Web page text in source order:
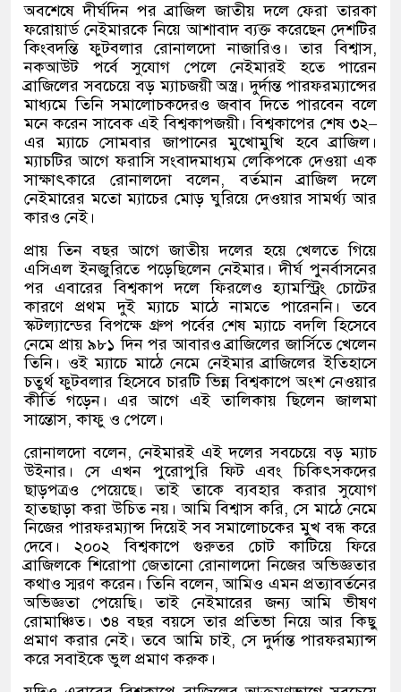
অবশেষে দীর্ঘদিন পর ব্রাজিল জাতীয় দলে ফেরা তারকা
ফরোয়ার্ড নেইমারকে নিয়ে আশাবাদ ব্যক্ত করেছেন দেশটির
কিংবদন্তি ফুটবলার রোনালদো নাজারিও। তার বিশ্বাস,
নকআউট পর্বে সুযোগ পেলে নেইমারই হতে পারেন
ব্রাজিলের সবচেয়ে বড় ম্যাচজয়ী অস্ত্র। দুর্দান্ত পারফরম্যান্সের
মাধ্যমে তিনি সমালোচকদেরও জবাব দিতে পারবেন বলে
মনে করেন সাবেক এই বিশ্বকাপজয়ী। বিশ্বকাপের শেষ ৩২–
এর ম্যাচে সোমবার জাপানের মুখোমুখি হবে ব্রাজিল।
ম্যাচটির আগে ফরাসি সংবাদমাধ্যম লেকিপকে দেওয়া এক
সাক্ষাৎকারে রোনালদো বলেন,বর্তমান ব্রাজিল দলে
নেইমারের মতো ম্যাচের মোড় ঘুরিয়ে দেওয়ার সামর্থ্য আর
কারও নেই।
প্রায় তিন বছর আগে জাতীয় দলের হয়ে খেলতে গিয়ে
এসিএল ইনজুরিতে পড়েছিলেন নেইমার। দীর্ঘ পুনর্বাসনের
পর এবারের বিশ্বকাপ দলে ফিরলেও হ্যামস্ট্রিং চোটের
কারণে প্রথম দুই ম্যাচে মাঠে নামতে পারেননি। তবে
স্কটল্যান্ডের বিপক্ষে গ্রুপ পর্বের শেষ ম্যাচে বদলি হিসেবে
নেমে প্রায় ৯৮১ দিন পর আবারও ব্রাজিলের জার্সিতে খেলেন
তিনি। ওই ম্যাচে মাঠে নেমে নেইমার ব্রাজিলের ইতিহাসে
চতুর্থ ফুটবলার হিসেবে চারটি ভিন্ন বিশ্বকাপে অংশ নেওয়ার
কীর্তি গড়েন। এর আগে এই তালিকায় ছিলেন জালমা
সান্তোস,কাফু ও পেলে।
রোনালদো বলেন, নেইমারই এই দলের সবচেয়ে বড় ম্যাচ
উইনার। সে এখন পুরোপুরি ফিট এবং চিকিৎসকদের
ছাড়পত্রও পেয়েছে। তাই তাকে ব্যবহার করার সুযোগ
হাতছাড়া করা উচিত নয়। আমি বিশ্বাস করি,সে মাঠে নেমে
নিজের পারফরম্যান্স দিয়েই সব সমালোচকের মুখ বন্ধ করে
দেবে। ২০০২ বিশ্বকাপে গুরুতর চোট কাটিয়ে ফিরে
ব্রাজিলকে শিরোপা জেতানো রোনালদো নিজের অভিজ্ঞতার
কথাও স্মরণ করেন। তিনি বলেন,আমিও এমন প্রত্যাবর্তনের
অভিজ্ঞতা পেয়েছি। তাই নেইমারের জন্য আমি ভীষণ
রোমাঞ্চিত। ৩৪ বছর বয়সে তার প্রতিভা নিয়ে আর কিছু
প্রমাণ করার নেই। তবে আমি চাই, সে দুর্দান্ত পারফরম্যান্স
করে সবাইকে ভুল প্রমাণ করুক।